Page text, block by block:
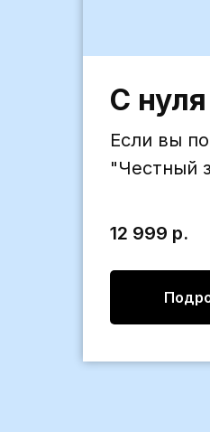
С
Если вы
"Честный
12 999 р.